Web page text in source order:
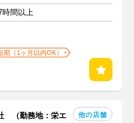
時間以上
期（1ヶ月以内OK）
（勤務地：栄エ
他の店舗